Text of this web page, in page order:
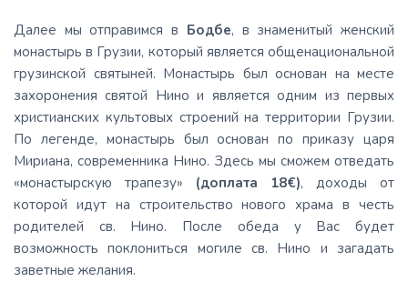
Далее мы отправимся в Бодбе, в знаменитый женский
монаcтырь в Грузии, который является общенациональной
грузинской святыней. Монастырь был основан на месте
захоронения святой Нино и является одним из первых
христианских культовых строений на территории Грузии.
По легенде, монастырь был основан по приказу царя
Мириана, современника Нино. Здесь мы сможем отведать
«монастырскую трапезу» (доплата 18€), доходы от
которой идут на строительство нового храма в честь
родителей св. Нино. После обеда у Вас будет
возможность поклониться могиле св. Нино и загадать
заветные желания.